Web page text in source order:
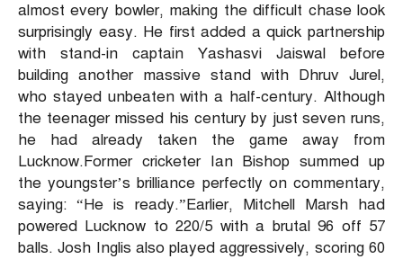
almost every bowler, making the difficult chase look
surprisingly easy. He first added a quick partnership
with stand-in captain Yashasvi Jaiswal before
building another massive stand with Dhruv Jurel,
who stayed unbeaten with a half-century. Although
the teenager missed his century by just seven runs,
he had already taken the game away from
Lucknow.Former cricketer Ian Bishop summed up
the youngster’s brilliance perfectly on commentary,
saying: “He is ready.”Earlier, Mitchell Marsh had
powered Lucknow to 220/5 with a brutal 96 off 57
balls. Josh Inglis also played aggressively, scoring 60